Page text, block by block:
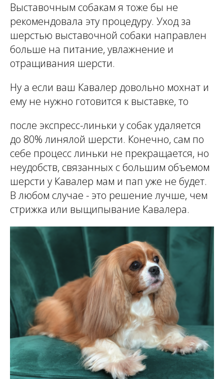
Выставочным собакам я тоже бы не
рекомендовала эту процедуру. Уход за
шерстью выставочной собаки направлен
больше на питание, увлажнение и
отращивания шерсти.
Ну а если ваш Кавалер довольно мохнат и
ему не нужно готовится к выставке, то
после экспресс-линьки у собак удаляется
до 80% линялой шерсти. Конечно, сам по
себе процесс линьки не прекращается, но
неудобств, связанных с большим объемом
шерсти у Кавалер мам и пап уже не будет.
В любом случае - это решение лучше, чем
стрижка или выщипывание Кавалера.